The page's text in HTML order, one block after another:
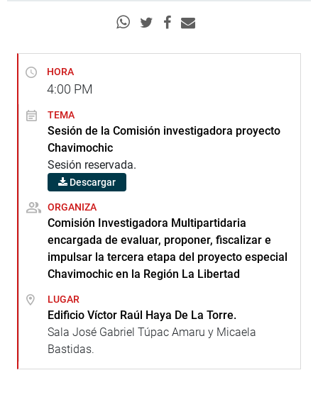
HORA
4:00 PM
TEMA
Sesión de la Comisión investigadora proyecto
Chavimochic
Sesión reservada.
Descargar
ORGANIZA
Comisión Investigadora Multipartidaria
encargada de evaluar, proponer, fiscalizar e
impulsar la tercera etapa del proyecto especial
Chavimochic en la Región La Libertad
LUGAR
Edificio Víctor Raúl Haya De La Torre.
Sala José Gabriel Túpac Amaru y Micaela
Bastidas.